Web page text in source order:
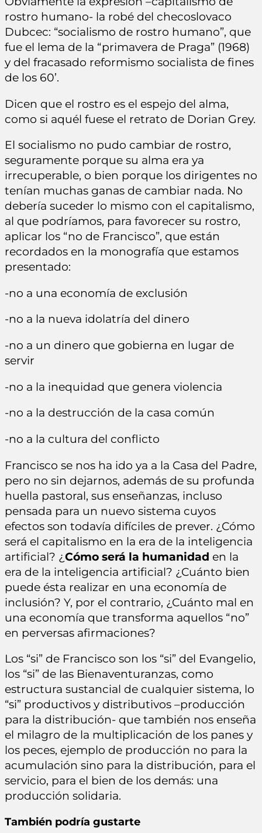
rostro humano- la robé del checoslovaco
Dubcec: “socialismo de rostro humano”, que
fue el lema de la “primavera de Praga” (1968)
y del fracasado reformismo socialista de fines
de los 60’.
Dicen que el rostro es el espejo del alma,
como si aquél fuese el retrato de Dorian Grey.
El socialismo no pudo cambiar de rostro,
seguramente porque su alma era ya
irrecuperable, o bien porque los dirigentes no
tenían muchas ganas de cambiar nada. No
debería suceder lo mismo con el capitalismo,
al que podríamos, para favorecer su rostro,
aplicar los “no de Francisco”, que están
recordados en la monografía que estamos
presentado:
-no a una economía de exclusión
-no a la nueva idolatría del dinero
-no a un dinero que gobierna en lugar de
servir
-no a la inequidad que genera violencia
-no a la destrucción de la casa común
-no a la cultura del conflicto
Francisco se nos ha ido ya a la Casa del Padre,
pero no sin dejarnos, además de su profunda
huella pastoral, sus enseñanzas, incluso
pensada para un nuevo sistema cuyos
efectos son todavía difíciles de prever. ¿Cómo
será el capitalismo en la era de la inteligencia
artificial? ¿Cómo será la humanidad en la
era de la inteligencia artificial? ¿Cuánto bien
puede ésta realizar en una economía de
inclusión? Y, por el contrario, ¿Cuánto mal en
una economía que transforma aquellos “no”
en perversas afirmaciones?
Los “si” de Francisco son los “si” del Evangelio,
los “si” de las Bienaventuranzas, como
estructura sustancial de cualquier sistema, lo
“si” productivos y distributivos –producción
para la distribución- que también nos enseña
el milagro de la multiplicación de los panes y
los peces, ejemplo de producción no para la
acumulación sino para la distribución, para el
servicio, para el bien de los demás: una
producción solidaria.
También podría gustarte